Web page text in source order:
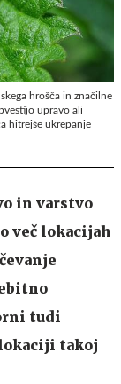
hrošča in značilne
upravo ali
hitrejše ukrepanje
in varstvo
več lokacijah
tudi
takoj